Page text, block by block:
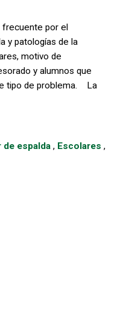
frecuente por el
y patologías de la
motivo de
y alumnos que
tipo de problema. La
de espalda , Escolares ,